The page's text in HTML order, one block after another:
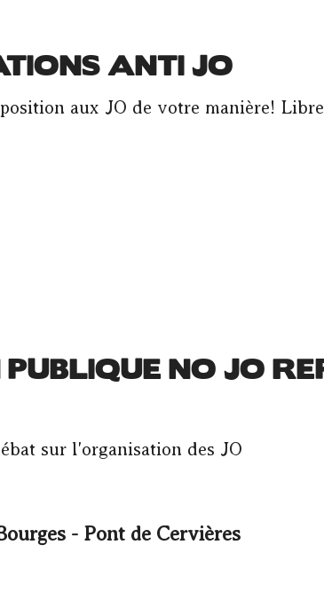
ANTI JO
aux JO de votre manière!
NO JO
sur l'organisation des JO
- Pont de Cervières